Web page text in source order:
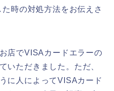
時の対処方法をお伝えさ
店でVISAカードエラーの
いただきました。ただ、
に人によってVISAカード